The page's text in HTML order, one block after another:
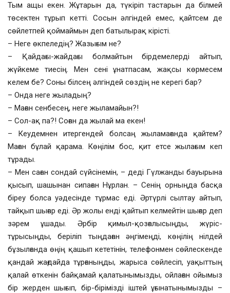
Тым ащы екен. Жұтарын да, түкіріп тастарын да білмей
төсектен тұрып кетті. Сосын әлгіндей емес, қайтсем де
сөйлетпей қоймаймын деп батылырақ кірісті.
– Неге өкпеледің? Жазығым не?
– Қайдағы-жайдағы болмайтын бірдемелерді айтып,
жүйкеме тиесің. Мен сені ұнатпасам, жақсы көрмесем
келем бе? Соны білсең әлгіндей сөздің не керегі бар?
– Онда неге жыладың?
– Маған сенбесең, неге жыламайын?!
– Сол-ақ па?! Соған да жылай ма екен!
– Кеудемнен итергендей болсаң жыламағанда қайтем?
Маған бұлай қарама. Көңілім бос, қит етсе жылағым кеп
тұрады.
– Мен саған сондай сүйсінемін, – деді Гүлжанды бауырына
қысып, шашынан сипаған Нұрлан. – Сенің орныңда басқа
біреу болса уәдесінде тұрмас еді. Әртүрлі сылтау айтып,
тайқып шығар еді. Әр жолы енді қайтып келмейтін шығар деп
зәрем ұшады. Әрбір қимыл-қозғалысыңды, жүріс-
тұрысыңды, беріліп тыңдаған әңгімеңді, көңілің нілдей
бұзылғанда өңің қашып кететінін, телефонмен сөйлескенде
қандай жағдайда тұрғаныңды, жарыса сөйлесіп, уақыттың
қалай өткенін байқамай қалатынымызды, ойлаған ойымыз
бір жерден шығып, бір-бірімізді іштей ұғынатынымызды –